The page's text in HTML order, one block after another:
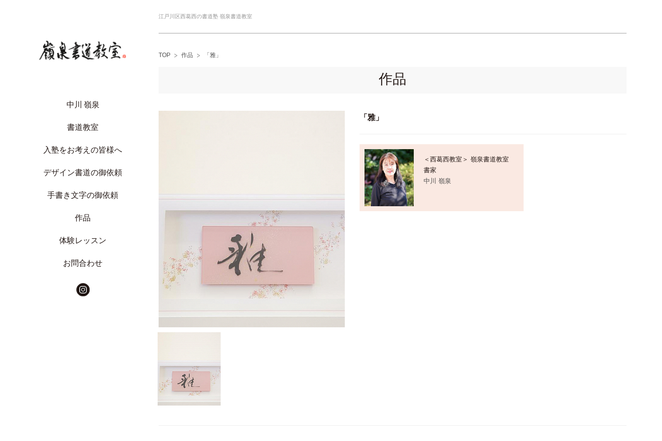
中川 嶺泉
書道教室
入塾をお考えの皆様へ
デザイン書道の御依頼
手書き文字の御依頼
作品
体験レッスン
お問合わせ
江戸川区西葛西の書道塾 嶺泉書道教室
TOP 作品 「雅」
作品
「雅」
＜西葛西教室＞ 嶺泉書道教室
書家
中川 嶺泉